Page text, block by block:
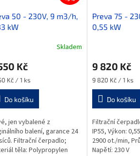
50 - 230V, 9 m3/h,
kW
Skladem
Kč
Kč / 1 ks
Do košíku
jen vybalené z
balení, garance 24
Filtrační čerpadlo;
těla: Polypropylen
Preva 75 -
0,55 kW
9 820 Kč
Měrná
cena:
9 820 Kč / 1 ks
Do košíku
Filtrační
IP55, Výkon:
2900 ot./min,
Napětí: 230 V